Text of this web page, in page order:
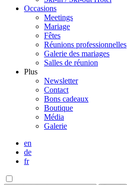
Occasions
Meetings
Mariage
Fêtes
Réunions professionnelles
Galerie des mariages
Salles de réunion
Plus
Newsletter
Contact
Bons cadeaux
Boutique
Média
Galerie
en
de
fr